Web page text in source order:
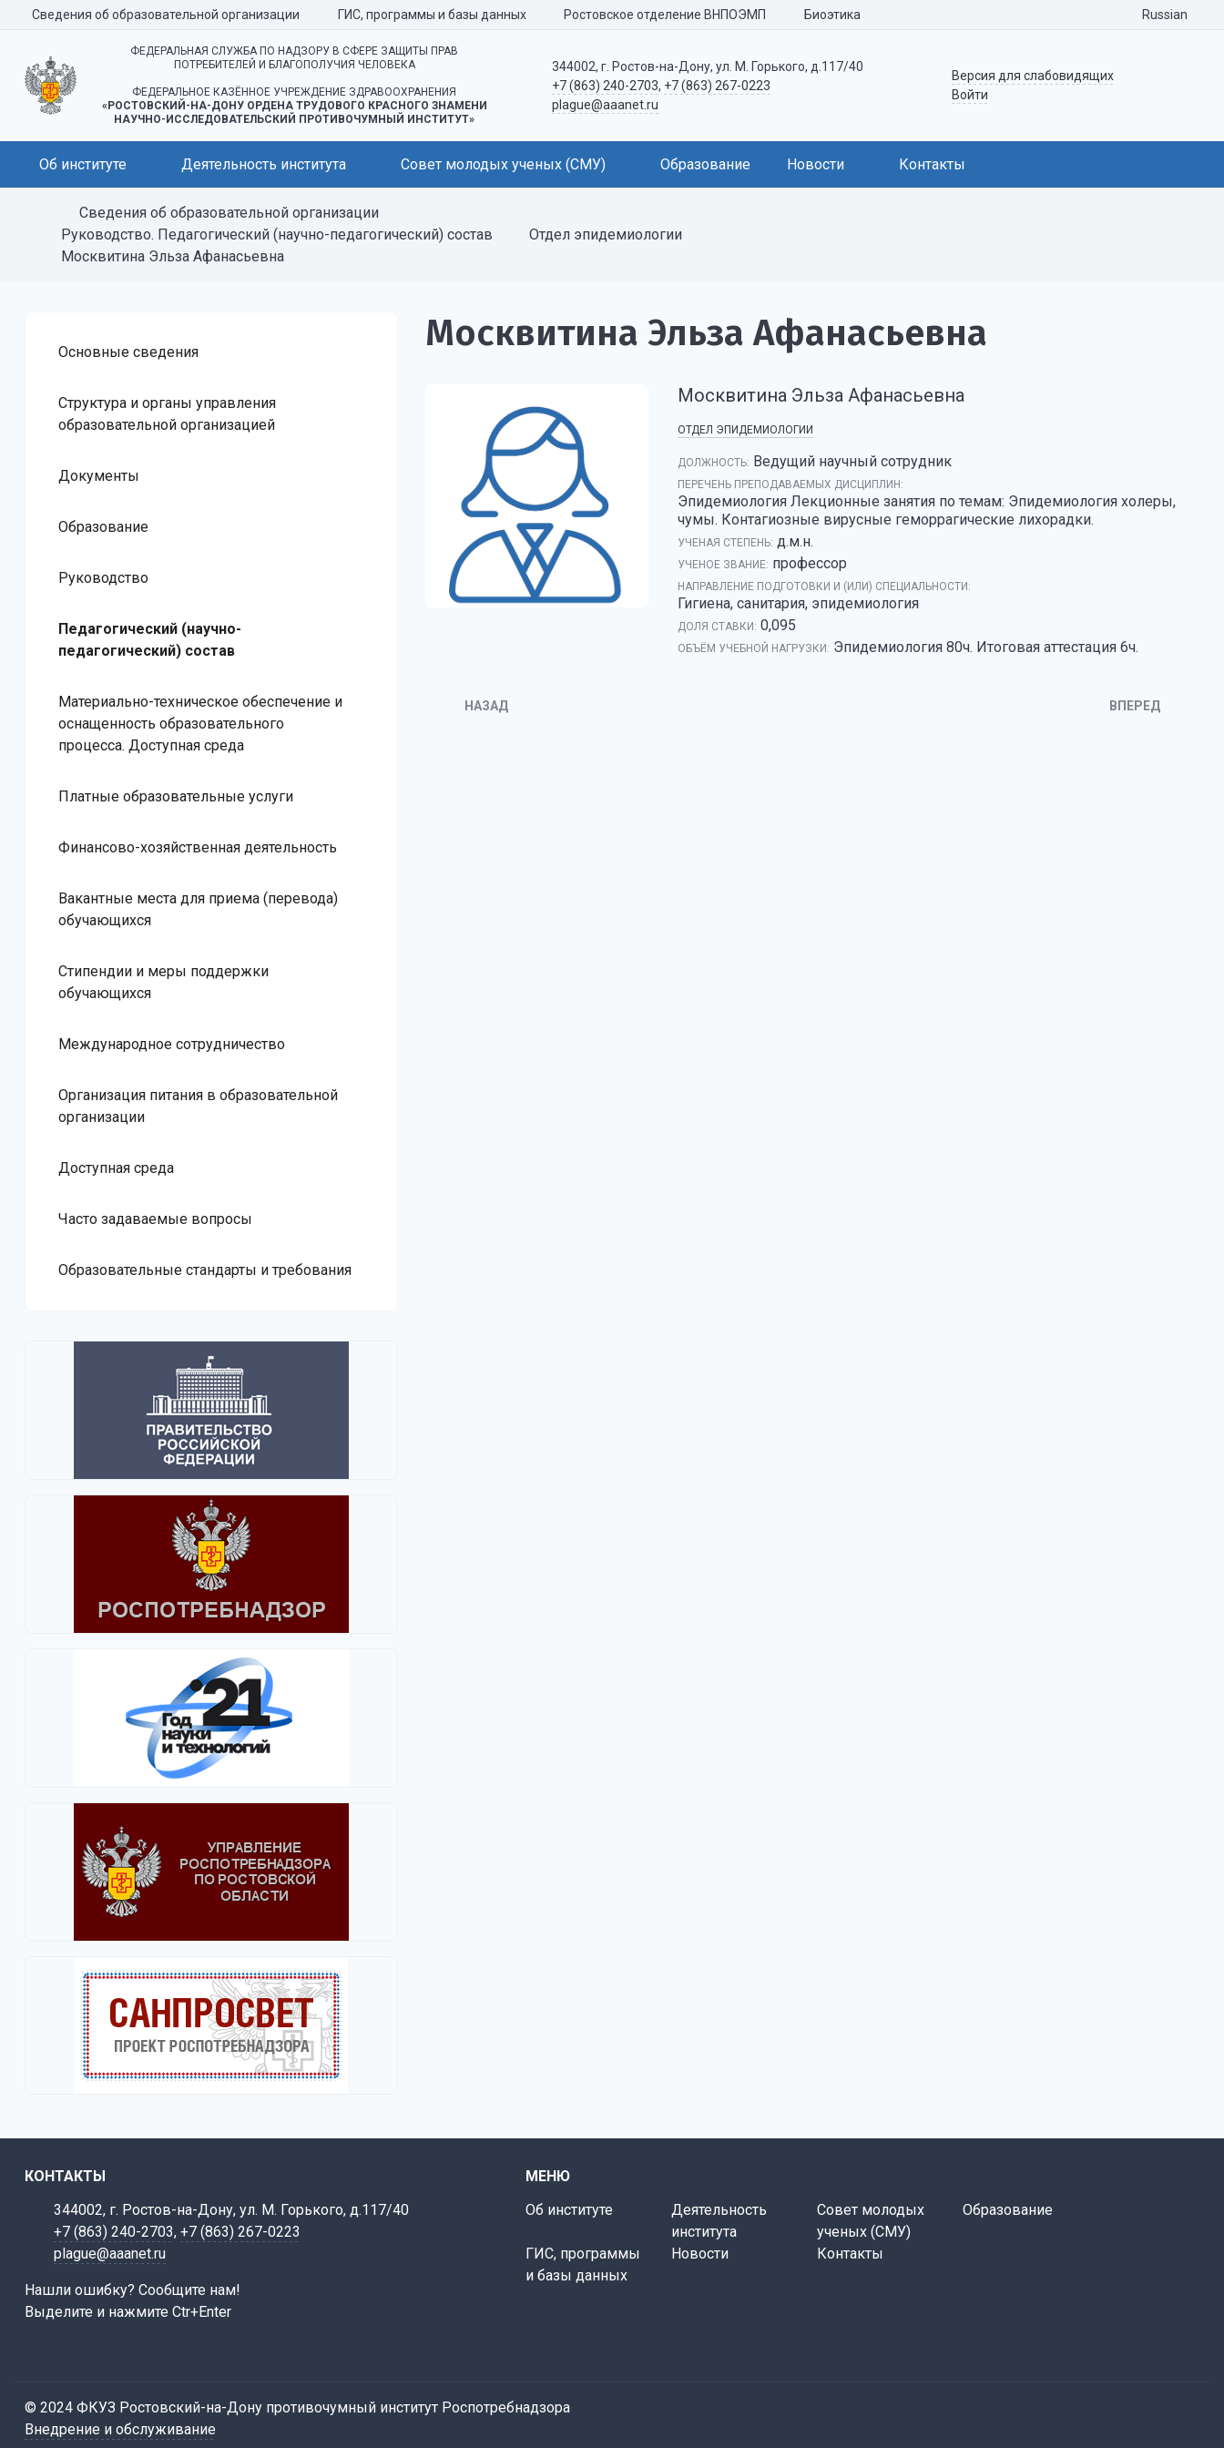
Сведения об образовательной организации ГИС, программы и базы данных Ростовское отделение ВНПОЭМП Биоэтика Russian
ФЕДЕРАЛЬНАЯ СЛУЖБА ПО НАДЗОРУ В СФЕРЕ ЗАЩИТЫ ПРАВ
ПОТРЕБИТЕЛЕЙ И БЛАГОПОЛУЧИЯ ЧЕЛОВЕКА
ФЕДЕРАЛЬНОЕ КАЗЁННОЕ УЧРЕЖДЕНИЕ ЗДРАВООХРАНЕНИЯ
«РОСТОВСКИЙ-НА-ДОНУ ОРДЕНА ТРУДОВОГО КРАСНОГО ЗНАМЕНИ
НАУЧНО-ИССЛЕДОВАТЕЛЬСКИЙ ПРОТИВОЧУМНЫЙ ИНСТИТУТ»
344002, г. Ростов-на-Дону, ул. М. Горького, д.117/40
+7 (863) 240-2703, +7 (863) 267-0223
plague@aaanet.ru
Версия для слабовидящих
Войти
Об институте Деятельность института Совет молодых ученых (СМУ) Образование Новости Контакты
Сведения об образовательной организации
Руководство. Педагогический (научно-педагогический) состав
Отдел эпидемиологии
Москвитина Эльза Афанасьевна
Основные сведения
Структура и органы управления
образовательной организацией
Документы
Образование
Руководство
Педагогический (научно-
педагогический) состав
Материально-техническое обеспечение и
оснащенность образовательного
процесса. Доступная среда
Платные образовательные услуги
Финансово-хозяйственная деятельность
Вакантные места для приема (перевода)
обучающихся
Стипендии и меры поддержки
обучающихся
Международное сотрудничество
Организация питания в образовательной
организации
Доступная среда
Часто задаваемые вопросы
Образовательные стандарты и требования
Москвитина Эльза Афанасьевна
Москвитина Эльза Афанасьевна
ОТДЕЛ ЭПИДЕМИОЛОГИИ
ДОЛЖНОСТЬ: Ведущий научный сотрудник
ПЕРЕЧЕНЬ ПРЕПОДАВАЕМЫХ ДИСЦИПЛИН:
Эпидемиология Лекционные занятия по темам: Эпидемиология холеры,
чумы. Контагиозные вирусные геморрагические лихорадки.
УЧЕНАЯ СТЕПЕНЬ: д.м.н.
УЧЕНОЕ ЗВАНИЕ: профессор
НАПРАВЛЕНИЕ ПОДГОТОВКИ И (ИЛИ) СПЕЦИАЛЬНОСТИ:
Гигиена, санитария, эпидемиология
ДОЛЯ СТАВКИ: 0,095
ОБЪЁМ УЧЕБНОЙ НАГРУЗКИ: Эпидемиология 80ч. Итоговая аттестация 6ч.
НАЗАД ВПЕРЕД
КОНТАКТЫ
344002, г. Ростов-на-Дону, ул. М. Горького, д.117/40
+7 (863) 240-2703, +7 (863) 267-0223
plague@aaanet.ru
Нашли ошибку? Сообщите нам!
Выделите и нажмите Ctr+Enter
МЕНЮ
Об институте
Деятельность
института
Совет молодых
ученых (СМУ)
Образование
ГИС, программы
и базы данных
Новости Контакты
© 2024 ФКУЗ Ростовский-на-Дону противочумный институт Роспотребнадзора
Внедрение и обслуживание